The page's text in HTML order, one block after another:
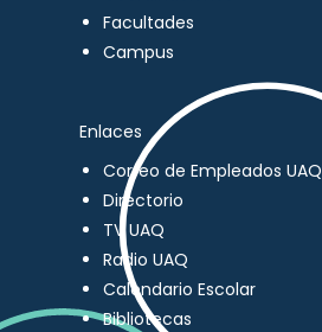
Facultades
Campus
Enlaces
Correo de Empleados UAQ
Directorio
TV UAQ
Radio UAQ
Calendario Escolar
Bibliotecas